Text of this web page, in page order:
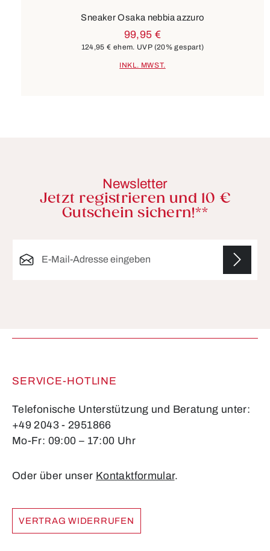
Sneaker Osaka nebbia azzuro
99,95 €
124,95 € ehem. UVP (20% gespart)
INKL. MWST.
Newsletter
Jetzt registrieren und 10 €
Gutschein sichern!**
SERVICE-HOTLINE
Telefonische Unterstützung und Beratung unter:
+49 2043 - 2951866
Mo-Fr: 09:00 – 17:00 Uhr
Oder über unser Kontaktformular.
VERTRAG WIDERRUFEN